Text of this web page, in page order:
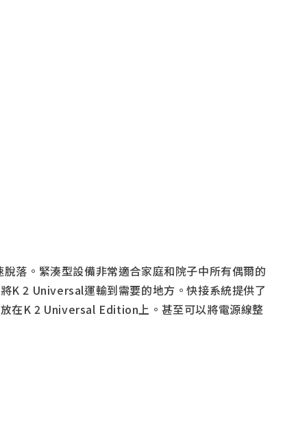
落。緊湊型設備非常適合家庭和院子中所有偶爾的
K 2 Universal運輸到需要的地方。快接系統提供了
在K 2 Universal Edition上。甚至可以將電源線整